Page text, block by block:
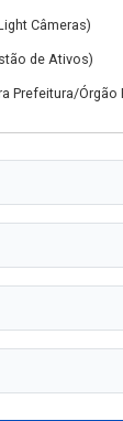
Câmeras)
de Ativos)
Prefeitura/Órgão